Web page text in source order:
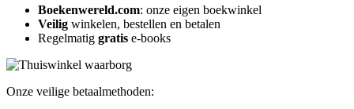
Boekenwereld.com: onze eigen boekwinkel
Veilig winkelen, bestellen en betalen
Regelmatig gratis e-books
Onze veilige betaalmethoden: